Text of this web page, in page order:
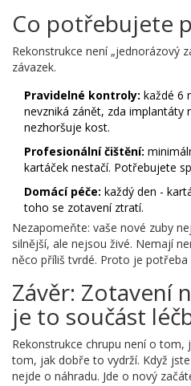
Co potřebujete
Rekonstrukce není „jednorázový
závazek.
Pravidelné kontroly: každé 6
nevzniká zánět, zda implantáty
nezhoršuje kost.
Profesionální čištění:
kartáček nestačí. Potřebujete
Domácí péče: každý den -
toho se zotavení ztratí.
Nezapomeňte: vaše nové zuby
silnější, ale nejsou živé. Nemají
něco příliš tvrdé. Proto je
Závěr: Zotavení
je to součást
Rekonstrukce chrupu není o tom,
tom, jak dobře to vydrží. Když
nejde o náhradu. Jde o nový